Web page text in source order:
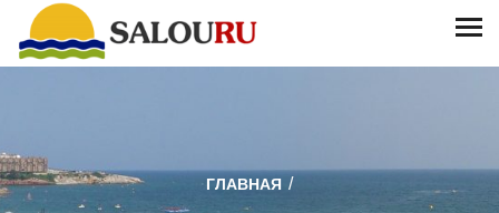
ГЛАВНАЯ /